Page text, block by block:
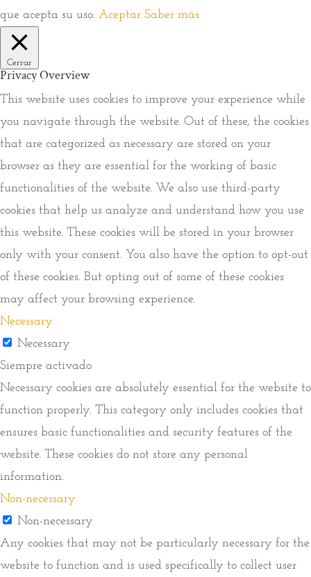
que acepta su uso. Aceptar Saber más
Cerrar
Privacy Overview
This website uses cookies to improve your experience while
you navigate through the website. Out of these, the cookies
that are categorized as necessary are stored on your
browser as they are essential for the working of basic
functionalities of the website. We also use third-party
cookies that help us analyze and understand how you use
this website. These cookies will be stored in your browser
only with your consent. You also have the option to opt-out
of these cookies. But opting out of some of these cookies
may affect your browsing experience.
Necessary
Necessary
Siempre activado
Necessary cookies are absolutely essential for the website to
function properly. This category only includes cookies that
ensures basic functionalities and security features of the
website. These cookies do not store any personal
information.
Non-necessary
Non-necessary
Any cookies that may not be particularly necessary for the
website to function and is used specifically to collect user